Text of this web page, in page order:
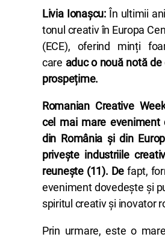
Livia Ionașcu: În ultimii
tonul creativ în Europa
(ECE), oferind minți
care aduc o nouă notă
prospețime.
Romanian Creative
cel mai mare eveniment
din România și din
privește industriile
reunește (11). Defapt,
eveniment dovedește și
spiritul creativ și inovator
Prin urmare, este o